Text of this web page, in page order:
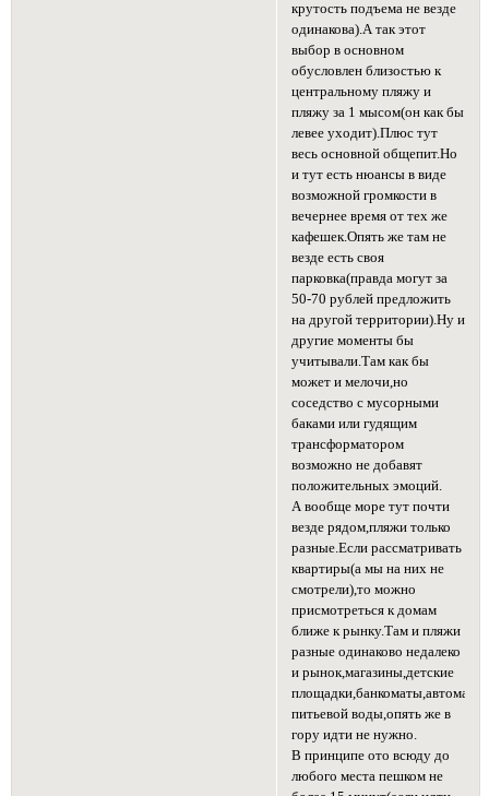
крутость подъема не везде
одинакова).А так этот
выбор в основном
обусловлен близостью к
центральному пляжу и
пляжу за 1 мысом(он как бы
левее уходит).Плюс тут
весь основной общепит.Но
и тут есть нюансы в виде
возможной громкости в
вечернее время от тех же
кафешек.Опять же там не
везде есть своя
парковка(правда могут за
50-70 рублей предложить
на другой территории).Ну и
другие моменты бы
учитывали.Там как бы
может и мелочи,но
соседство с мусорными
баками или гудящим
трансформатором
возможно не добавят
положительных эмоций.
А вообще море тут почти
везде рядом,пляжи только
разные.Если рассматривать
квартиры(а мы на них не
смотрели),то можно
присмотреться к домам
ближе к рынку.Там и пляжи
разные одинаково недалеко
и рынок,магазины,детские
площадки,банкоматы,автоматы
питьевой воды,опять же в
гору идти не нужно.
В принципе ото всюду до
любого места пешком не